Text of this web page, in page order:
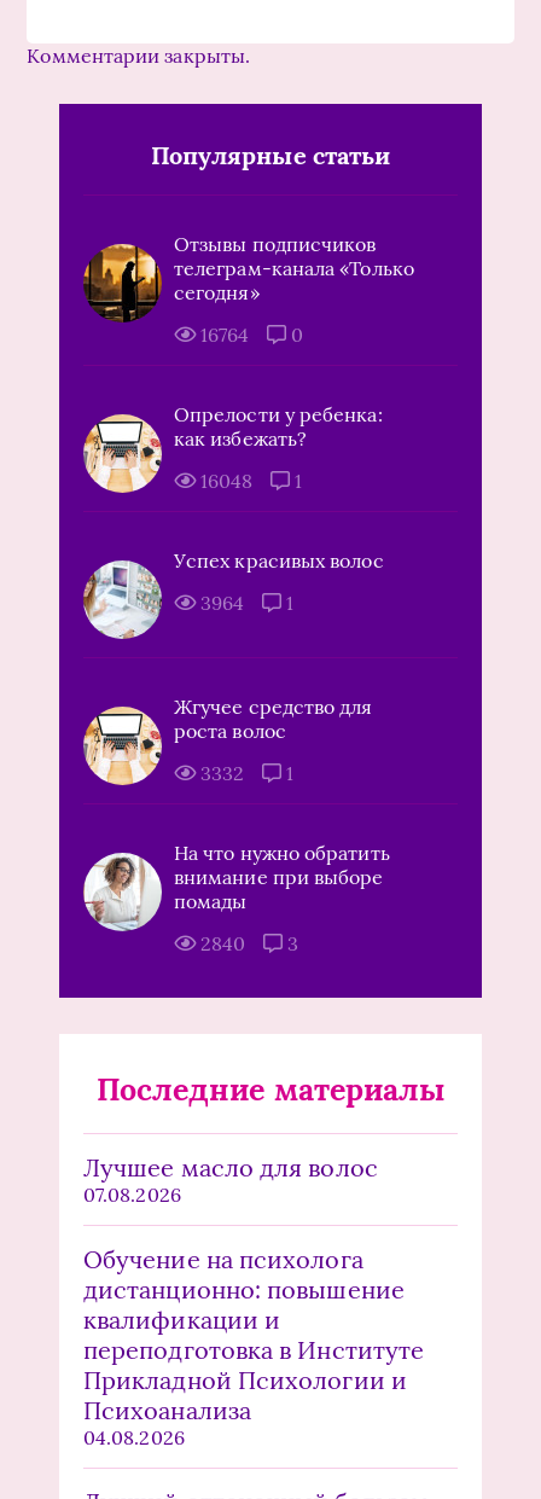
Комментарии закрыты.
Популярные статьи
Отзывы подписчиков
телеграм-канала «Только
сегодня»
16764
0
Опрелости у ребенка:
как избежать?
16048
1
Успех красивых волос
3964
1
Жгучее средство для
роста волос
3332
1
На что нужно обратить
внимание при выборе
помады
2840
3
Последние материалы
Лучшее масло для волос
07.08.2026
Обучение на психолога
дистанционно: повышение
квалификации и
переподготовка в Институте
Прикладной Психологии и
Психоанализа
04.08.2026